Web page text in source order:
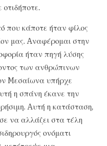
που κάποτε ήταν φίλος
μας. Aναφέρομαι στην
ήταν πηγή λύσης
των ανθρώπινων
Mεσαίωνα υπήρχε
η σπάνη έκανε την
Aυτή η κατάσταση,
να αλλάζει στα τέλη
ονόματι